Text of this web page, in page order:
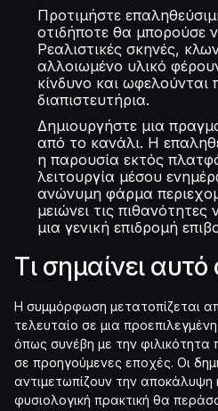
Προτιμήστε
οτιδήποτε θα μπορούσε
Ρεαλιστικές σκηνές,
αλλοιωμένο υλικό
κίνδυνο και
διαπιστευτήρια.
Δημιουργήστε μια
από το κανάλι. Η
η παρουσία εκτός
λειτουργία μέσου
ανώνυμη φάρμα
μειώνει τις
μια γενική επιδρομή
Τι σημαίνει
Η συμμόρφωση μετατοπίζεται
τελευταίο σε μια
όπως συνέβη με την φιλικότητα
σε προηγούμενες εποχές. Οι
αντιμετωπίζουν την αποκάλυψη
φυσιολογική πρακτική θα